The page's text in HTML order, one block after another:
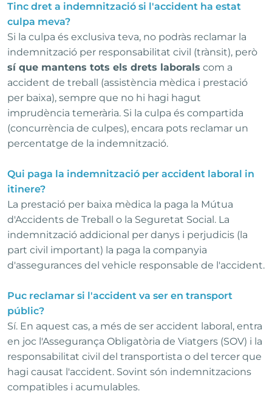
Tinc dret a indemnització si l'accident ha estat
culpa meva?
Si la culpa és exclusiva teva, no podràs reclamar la
indemnització per responsabilitat civil (trànsit), però
sí que mantens tots els drets laborals com a
accident de treball (assistència mèdica i prestació
per baixa), sempre que no hi hagi hagut
imprudència temerària. Si la culpa és compartida
(concurrència de culpes), encara pots reclamar un
percentatge de la indemnització.
Qui paga la indemnització per accident laboral in
itinere?
La prestació per baixa mèdica la paga la Mútua
d'Accidents de Treball o la Seguretat Social. La
indemnització addicional per danys i perjudicis (la
part civil important) la paga la companyia
d'assegurances del vehicle responsable de l'accident.
Puc reclamar si l'accident va ser en transport
públic?
Sí. En aquest cas, a més de ser accident laboral, entra
en joc l'Assegurança Obligatòria de Viatgers (SOV) i la
responsabilitat civil del transportista o del tercer que
hagi causat l'accident. Sovint són indemnitzacions
compatibles i acumulables.